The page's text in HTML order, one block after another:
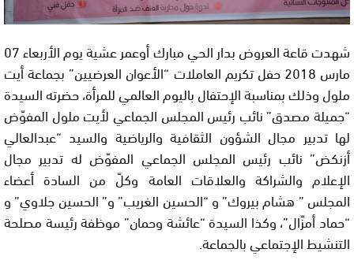
شهدت قاعة العروض بدار الحي مبارك أوعمر عشية يوم الأربعاء 07
مارس 2018 حفل تكريم العاملات “الأعوان العرضيين” بجماعة أيت
ملول وذلك بمناسبة الإحتفال باليوم العالمي للمرأة، حضرته السيدة
“جميلة مصدق” نائب رئيس المجلس الجماعي لأيت ملول المفوّض
لها تدبير مجال الشؤون الثقافية والرياضية والسيد “عبدالعالي
أزنكض” نائب رئيس المجلس الجماعي المفوّض له تدبير مجال
الإعلام والشراكة والعلاقات العامة وكلّ من السادة أعضاء
المجلس ” هشام بيروك” و “الحسين الغريب” و” الحسين جلاوي” و
“حماد أمزّال”، وكذا السيدة “عائشة وحمان” موظفة رئيسة مصلحة
التنشيط الإجتماعي بالجماعة.